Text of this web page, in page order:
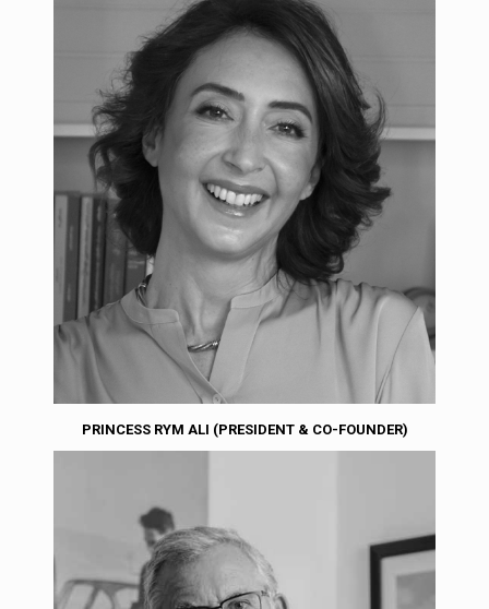
PRINCESS RYM ALI (PRESIDENT & CO-FOUNDER)